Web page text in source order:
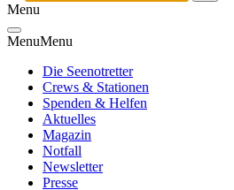
Menu
MenuMenu
Die Seenotretter
Crews & Stationen
Spenden & Helfen
Aktuelles
Magazin
Notfall
Newsletter
Presse